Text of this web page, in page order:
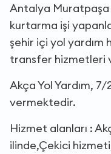
Antalya
kurtarma işi
şehir içi yol yardım
transfer hizmetleri
Akça Yol Yardım,
vermektedir.
Hizmet alanları :
ilinde,Çekici